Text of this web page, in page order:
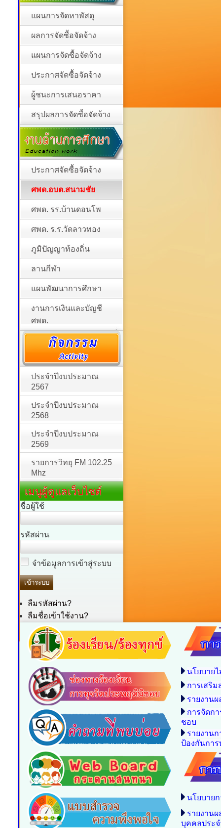
แผนการจัดหาพัสดุ
ผลการจัดซื้อจัดจ้าง
แผนการจัดซื้อจัดจ้าง
ประกาศจัดซื้อจัดจ้าง
ผู้ชนะการเสนอราคา
สรุปผลการจัดซื้อจัดจ้าง
ประกาศจัดซื้อจัดจ้าง
ศพด.อบต.สนามชัย
ศพด. รร.บ้านดอนโพ
ศพด. ร.ร.วัดลาวทอง
ภูมิปัญญาท้องถิ่น
ลานกีฬา
แผนพัฒนาการศึกษา
งานการเงินและบัญชี
ศพด.
ประจำปีงบประมาณ
2567
ประจำปีงบประมาณ
2568
ประจำปีงบประมาณ
2569
รายการวิทยุ FM 102.25
Mhz
เมนูผู้ดูแลเว็บไซต์
ชื่อผู้ใช้
รหัสผ่าน
จำข้อมูลการเข้าสู่ระบบ
ลืมรหัสผ่าน?
ลืมชื่อเข้าใช้งาน?
นโยบาย
การเสริ
รายงาน
การจัดก
ชอบ
รายงาน
ป้องกันการ
นโยบาย
รายงาน
บุคคลประ